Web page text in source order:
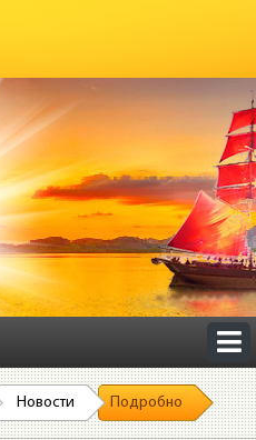
Новости Подробно